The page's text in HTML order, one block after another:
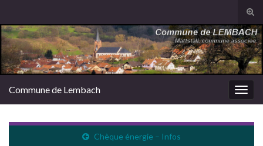
Search for:
Commune de Lembach
Chèque énergie – Infos